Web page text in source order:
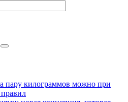
пару килограммов можно при